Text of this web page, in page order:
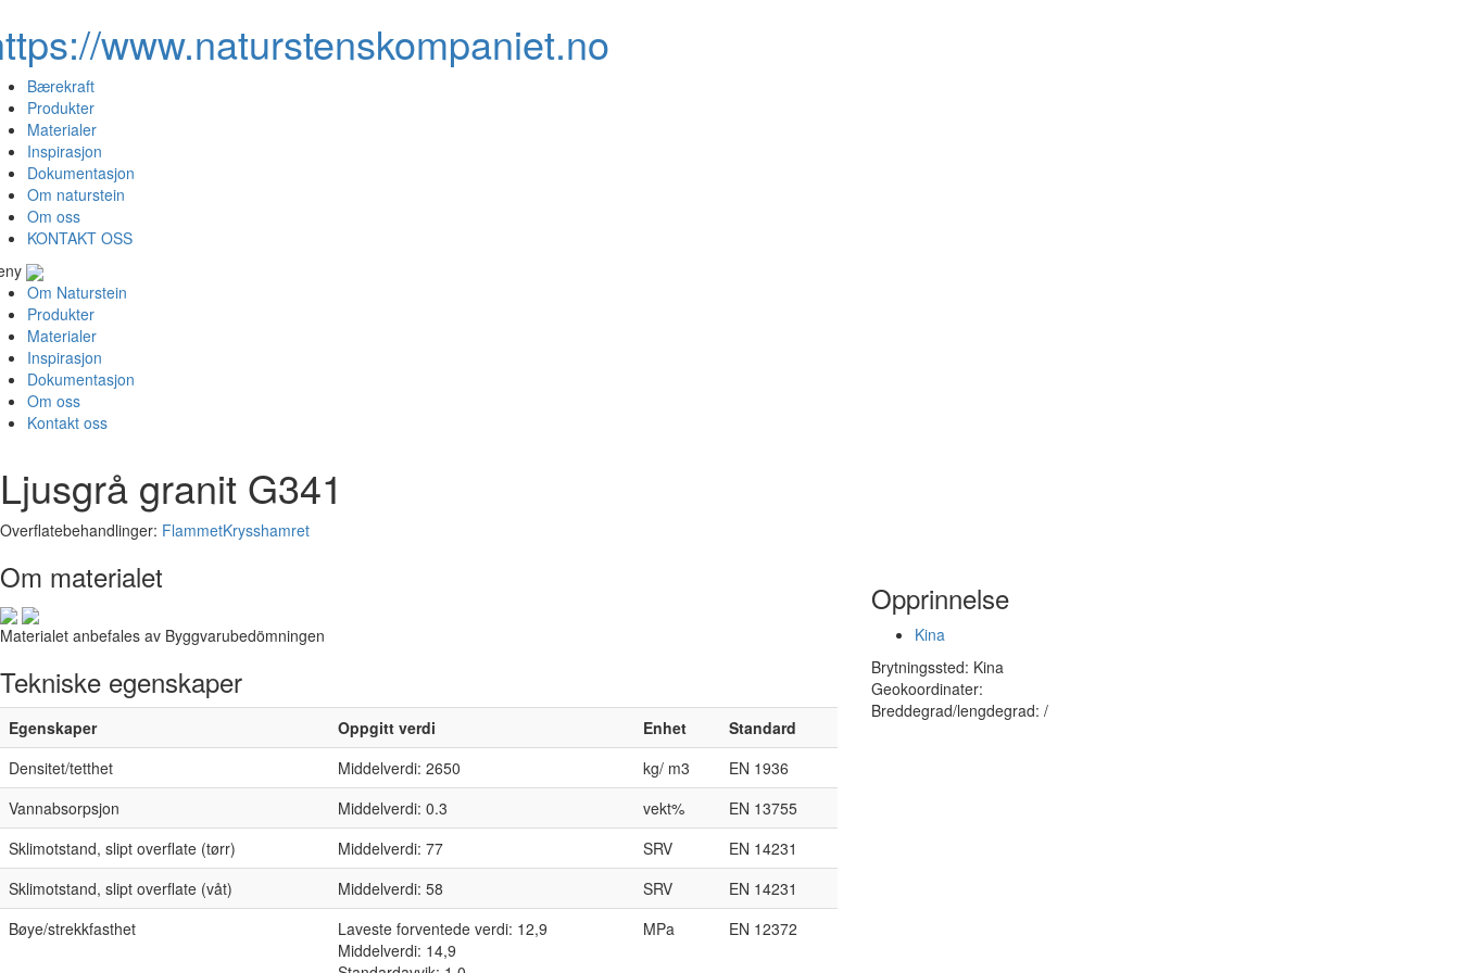
www.naturstenskompaniet.no
Bærekraft
Produkter
Materialer
Inspirasjon
Dokumentasjon
Om naturstein
Om oss
KONTAKT OSS
Om Naturstein
Produkter
Materialer
Inspirasjon
Dokumentasjon
Om oss
Kontakt oss
Ljusgrå granit G341
Overflatebehandlinger: FlammetKrysshamret
Om materialet
Materialet anbefales av Byggvarubedömningen
Tekniske egenskaper
Egenskaper Oppgitt verdi Enhet
Standard
Densitet/tetthet
Middelverdi: 2650 kg/ m3
EN 1936
Vannabsorpsjon
Middelverdi: 0.3 vekt%
EN 13755
Sklimotstand, slipt overflate (tørr)
Middelverdi: 77 SRV
EN 14231
Sklimotstand, slipt overflate (våt)
Middelverdi: 58 SRV
EN 14231
Bøye/strekkfasthet
Laveste forventede verdi: 12,9
Middelverdi: 14,9
MPa EN 12372
Opprinnelse
Kina
Brytningssted: Kina
Geokoordinater:
Breddegrad/lengdegrad: /